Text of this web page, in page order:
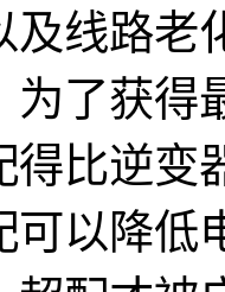
及线路老
为了获得
得比逆变
可以降低